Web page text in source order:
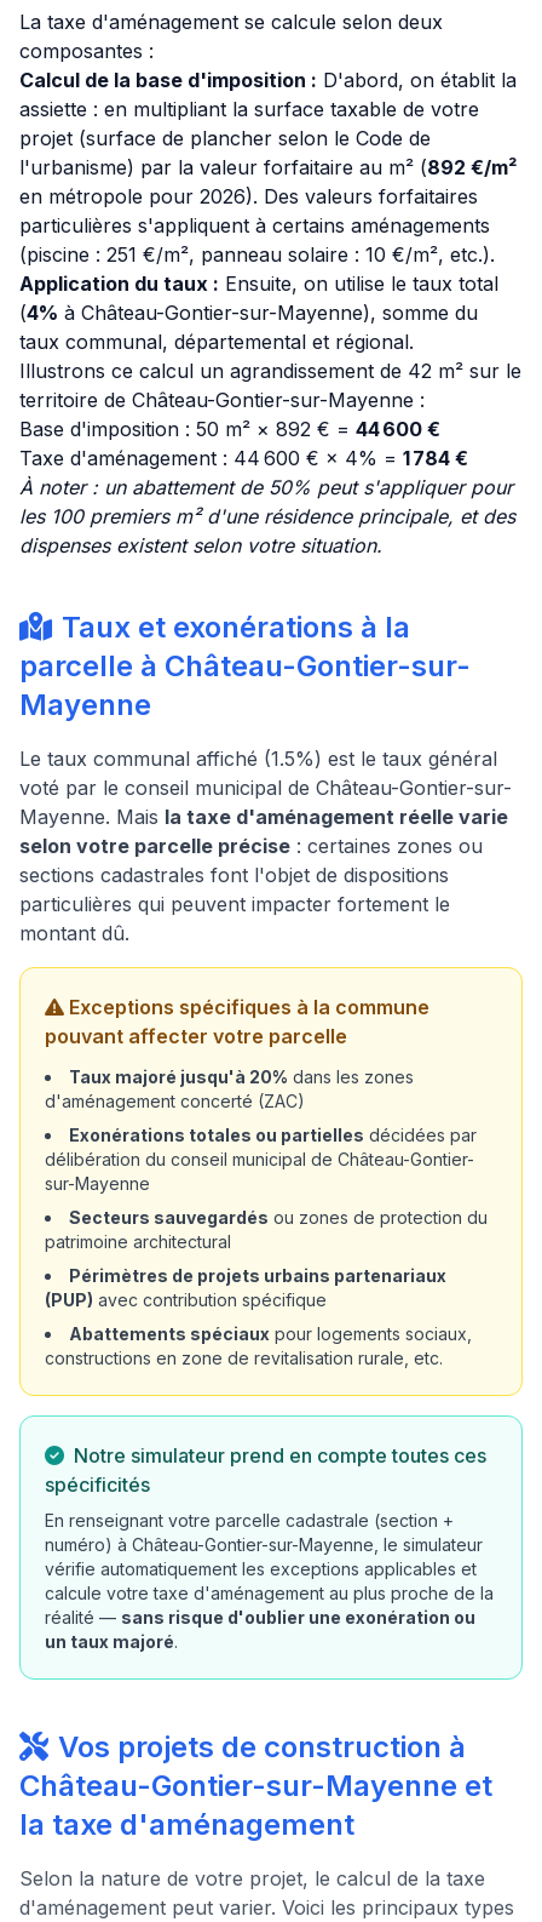
La taxe d'aménagement se calcule selon deux
composantes :
Calcul de la base d'imposition : D'abord, on établit la
assiette : en multipliant la surface taxable de votre
projet (surface de plancher selon le Code de
l'urbanisme) par la valeur forfaitaire au m² (892 €/m²
en métropole pour 2026). Des valeurs forfaitaires
particulières s'appliquent à certains aménagements
(piscine : 251 €/m², panneau solaire : 10 €/m², etc.).
Application du taux : Ensuite, on utilise le taux total
(4% à Château-Gontier-sur-Mayenne), somme du
taux communal, départemental et régional.
Illustrons ce calcul un agrandissement de 42 m² sur le
territoire de Château-Gontier-sur-Mayenne :
Base d'imposition : 50 m² × 892 € = 44 600 €
Taxe d'aménagement : 44 600 € × 4% = 1 784 €
À noter : un abattement de 50% peut s'appliquer pour
les 100 premiers m² d'une résidence principale, et des
dispenses existent selon votre situation.
Taux et exonérations à la
parcelle à Château-Gontier-sur-
Mayenne
Le taux communal affiché (1.5%) est le taux général
voté par le conseil municipal de Château-Gontier-sur-
Mayenne. Mais la taxe d'aménagement réelle varie
selon votre parcelle précise : certaines zones ou
sections cadastrales font l'objet de dispositions
particulières qui peuvent impacter fortement le
montant dû.
Exceptions spécifiques à la commune
pouvant affecter votre parcelle
Taux majoré jusqu'à 20% dans les zones
d'aménagement concerté (ZAC)
Exonérations totales ou partielles décidées par
délibération du conseil municipal de Château-Gontier-
sur-Mayenne
Secteurs sauvegardés ou zones de protection du
patrimoine architectural
Périmètres de projets urbains partenariaux
(PUP) avec contribution spécifique
Abattements spéciaux pour logements sociaux,
constructions en zone de revitalisation rurale, etc.
Notre simulateur prend en compte toutes ces
spécificités
En renseignant votre parcelle cadastrale (section +
numéro) à Château-Gontier-sur-Mayenne, le simulateur
vérifie automatiquement les exceptions applicables et
calcule votre taxe d'aménagement au plus proche de la
réalité — sans risque d'oublier une exonération ou
un taux majoré.
Vos projets de construction à
Château-Gontier-sur-Mayenne et
la taxe d'aménagement
Selon la nature de votre projet, le calcul de la taxe
d'aménagement peut varier. Voici les principaux types